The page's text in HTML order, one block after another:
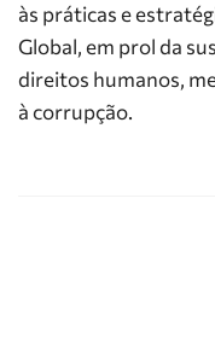
às práticas e
Global, em prol da
direitos humanos,
à corrupção.